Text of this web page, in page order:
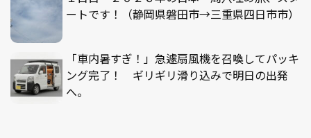
ートです！（静岡県磐田市→三重県四日市市）
「車内暑すぎ！」急遽扇風機を召喚してパッキ
ング完了！ ギリギリ滑り込みで明日の出発
へ。